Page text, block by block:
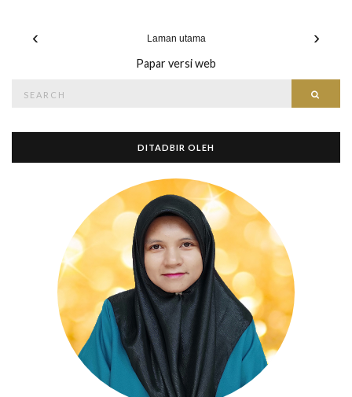
‹ ›
Laman utama
Papar versi web
for:
DITADBIR OLEH